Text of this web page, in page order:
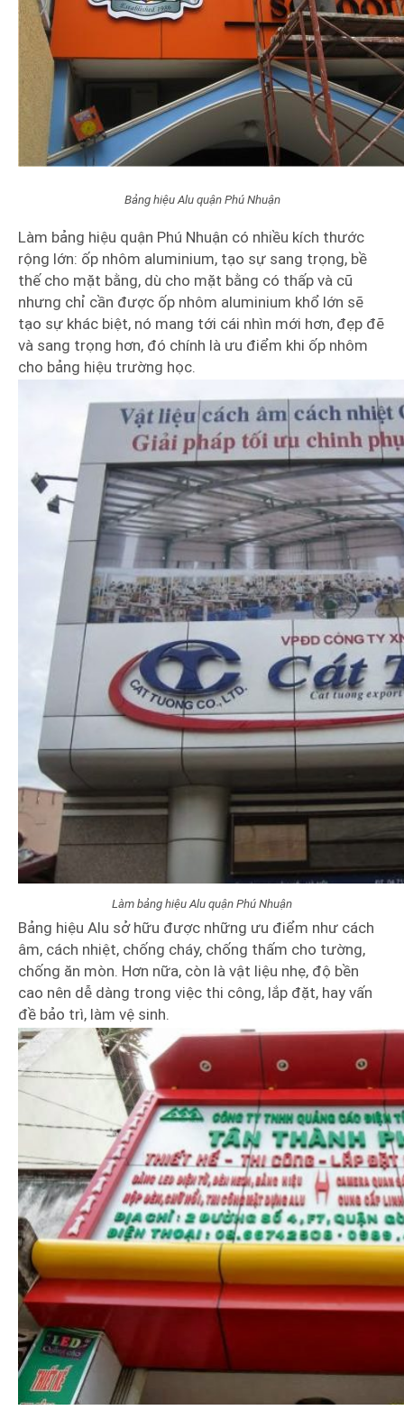
Bảng hiệu Alu quận Phú Nhuận
Làm bảng hiệu quận Phú Nhuận có nhiều kích thước
rộng lớn: ốp nhôm aluminium, tạo sự sang trọng, bề
thế cho mặt bằng, dù cho mặt bằng có thấp và cũ
nhưng chỉ cần được ốp nhôm aluminium khổ lớn sẽ
tạo sự khác biệt, nó mang tới cái nhìn mới hơn, đẹp đẽ
và sang trọng hơn, đó chính là ưu điểm khi ốp nhôm
cho bảng hiệu trường học.
Làm bảng hiệu Alu quận Phú Nhuận
Bảng hiệu Alu sở hữu được những ưu điểm như cách
âm, cách nhiệt, chống cháy, chống thấm cho tường,
chống ăn mòn. Hơn nữa, còn là vật liệu nhẹ, độ bền
cao nên dễ dàng trong việc thi công, lắp đặt, hay vấn
đề bảo trì, làm vệ sinh.